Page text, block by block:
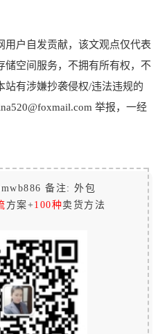
用户自发贡献，该文观点仅代表
储空间服务，不拥有所有权，不
站有涉嫌抄袭侵权/违法违规的
举报，一经
备注: 外包
方案+100种卖货方法